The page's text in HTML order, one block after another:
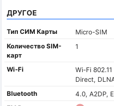
ДРУГОЕ
Тип СИМ Карты
Micro-SIM
Количество SIM-
карт
1
Wi-Fi
Wi-Fi
Direct,
Bluetooth
4.0, A2DP,